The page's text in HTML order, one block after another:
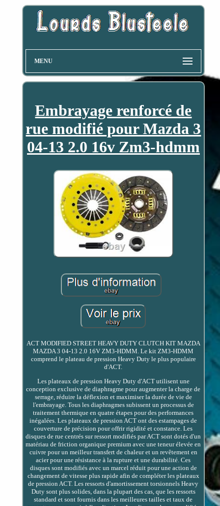
MENU
Embrayage renforcé de
rue modifié pour Mazda 3
04-13 2.0 16v Zm3-hdmm
ACT MODIFIED STREET HEAVY DUTY CLUTCH KIT MAZDA
MAZDA 3 04-13 2.0 16V ZM3-HDMM. Le kit ZM3-HDMM
comprend le plateau de pression Heavy Duty le plus populaire
d'ACT.
Les plateaux de pression Heavy Duty d'ACT utilisent une
conception exclusive de diaphragme pour augmenter la charge de
serrage, réduire la déflexion et maximiser la durée de vie de
l'embrayage. Tous les diaphragmes subissent un processus de
traitement thermique en quatre étapes pour des performances
inégalées. Les plateaux de pression ACT ont des estampages de
couverture de précision pour offrir rigidité et constance. Les
disques de rue centrés sur ressort modifiés par ACT sont dotés d'un
matériau de friction organique premium avec une teneur élevée en
cuivre pour un meilleur transfert de chaleur et un revêtement en
acier pour une résistance à la rupture et une durabilité. Ces
disques sont modifiés avec un marcel réduit pour une action de
changement de vitesse plus rapide afin de compléter les plateaux
de pression ACT. Les ressorts d'amortissement torsionnels Heavy
Duty sont plus solides, dans la plupart des cas, que les ressorts
standard et sont fournis dans les meilleures tailles et taux de